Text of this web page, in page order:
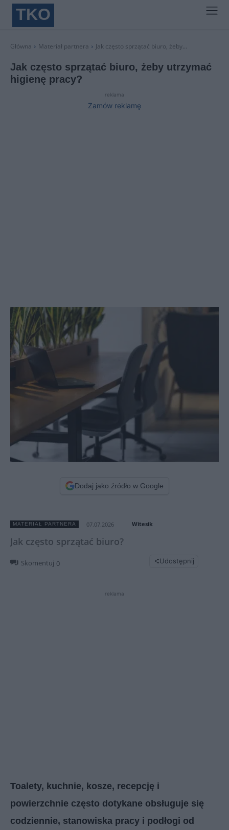
TKO
Główna Materiał partnera Jak często sprzątać biuro, żeby...
Jak często sprzątać biuro, żeby utrzymać
higienę pracy?
reklama
Zamów reklamę
Dodaj jako źródło w Google
MATERIAŁ PARTNERA 07.07.2026 Witesik
Jak często sprzątać biuro?
Skomentuj 0 Udostępnij
reklama
Toalety, kuchnie, kosze, recepcję i
powierzchnie często dotykane obsługuje się
codziennie, stanowiska pracy i podłogi od